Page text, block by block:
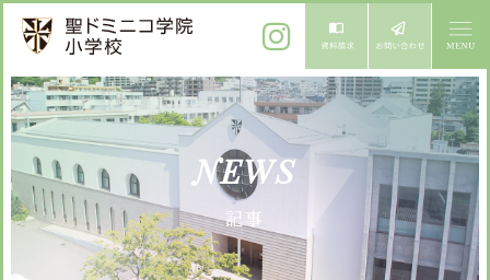
ご挨拶
校長メッセージ
先生からメッセージ
教育方針
教育方針 心・礼・知
募集案内
NEWS
記事